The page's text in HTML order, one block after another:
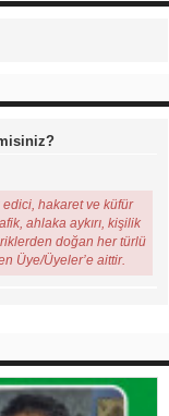
edici, hakaret ve küfür
ahlaka aykırı, kişilik
doğan her türlü
Üye/Üyeler’e aittir.